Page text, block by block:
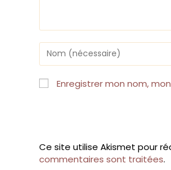
Enter
your
name
or
username
Enregistrer mon nom,
Ce site utilise Akismet pour
commentaires sont traitées.